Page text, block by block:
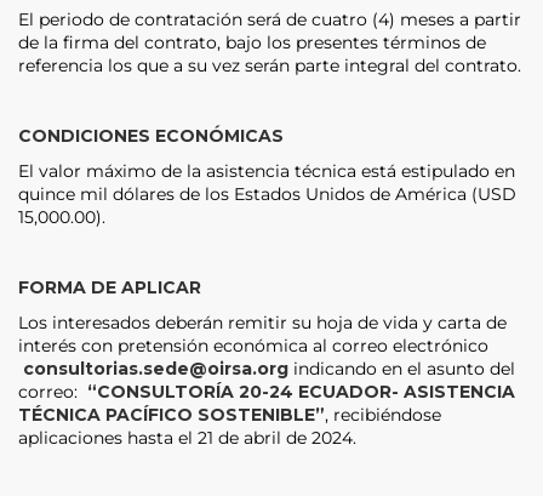
El periodo de contratación será de cuatro (4) meses a partir
de la firma del contrato, bajo los presentes términos de
referencia los que a su vez serán parte integral del contrato.
CONDICIONES ECONÓMICAS
El valor máximo de la asistencia técnica está estipulado en
quince mil dólares de los Estados Unidos de América (USD
15,000.00).
FORMA DE APLICAR
Los interesados deberán remitir su hoja de vida y carta de
interés con pretensión económica al correo electrónico
consultorias.sede@oirsa.org indicando en el asunto del
correo: “CONSULTORÍA 20-24 ECUADOR- ASISTENCIA
TÉCNICA PACÍFICO SOSTENIBLE”, recibiéndose
aplicaciones hasta el 21 de abril de 2024.